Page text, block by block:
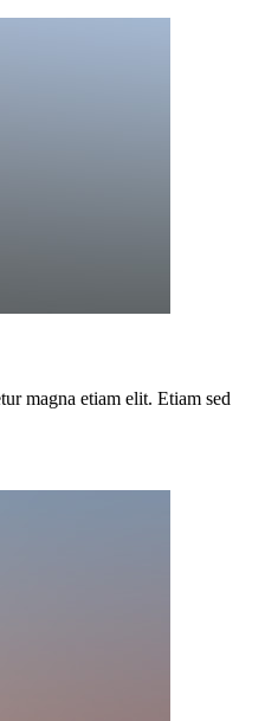
magna etiam elit. Etiam sed